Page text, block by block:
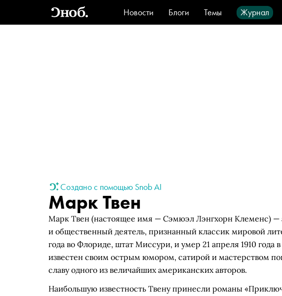
Новости Блоги Темы Журнал
Стиль
Видео Город
Создано с помощью Snob AI
Марк Твен
Марк Твен (настоящее имя — Сэмюэл Лэнгхорн Клеменс) —
и общественный деятель, признанный классик мировой
года во Флориде, штат Миссури, и умер 21 апреля 1910 года
известен своим острым юмором, сатирой и мастерством
славу одного из величайших американских авторов.
Наибольшую известность Твену принесли романы